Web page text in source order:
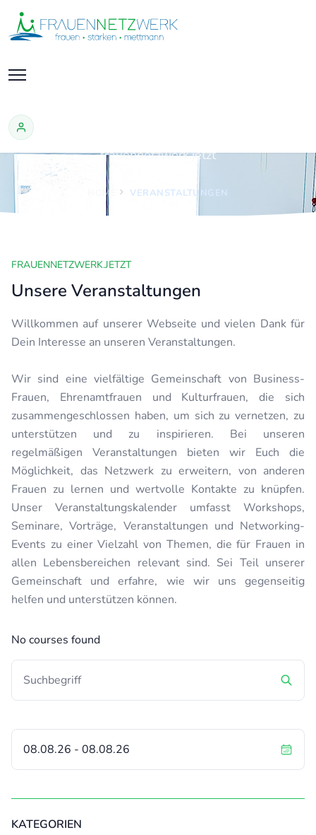
frauennetzwerk.jetzt
HOME VERANSTALTUNGEN
KATEGORIEN
FRAUENNETZWERK.JETZT
Unsere Veranstaltungen
Willkommen auf unserer Webseite und vielen Dank für
Dein Interesse an unseren Veranstaltungen.
Wir sind eine vielfältige Gemeinschaft von Business-
Frauen, Ehrenamtfrauen und Kulturfrauen, die sich
zusammengeschlossen haben, um sich zu vernetzen, zu
unterstützen und zu inspirieren. Bei unseren
regelmäßigen Veranstaltungen bieten wir Euch die
Möglichkeit, das Netzwerk zu erweitern, von anderen
Frauen zu lernen und wertvolle Kontakte zu knüpfen.
Unser Veranstaltungskalender umfasst Workshops,
Seminare, Vorträge, Veranstaltungen und Networking-
Events zu einer Vielzahl von Themen, die für Frauen in
allen Lebensbereichen relevant sind. Sei Teil unserer
Gemeinschaft und erfahre, wie wir uns gegenseitig
helfen und unterstützen können.
No courses found